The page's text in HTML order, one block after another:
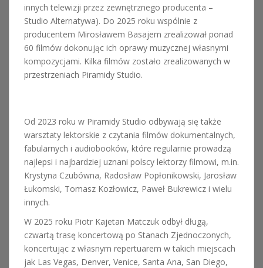
innych telewizji przez zewnętrznego producenta –
Studio Alternatywa). Do 2025 roku wspólnie z
producentem Mirosławem Basajem zrealizował ponad
60 filmów dokonując ich oprawy muzycznej własnymi
kompozycjami. Kilka filmów zostało zrealizowanych w
przestrzeniach Piramidy Studio.
Od 2023 roku w Piramidy Studio odbywają się także
warsztaty lektorskie z czytania filmów dokumentalnych,
fabularnych i audiobooków, które regularnie prowadzą
najlepsi i najbardziej uznani polscy lektorzy filmowi, m.in.
Krystyna Czubówna, Radosław Popłonikowski, Jarosław
Łukomski, Tomasz Kozłowicz, Paweł Bukrewicz i wielu
innych.
W 2025 roku Piotr Kajetan Matczuk odbył długą,
czwartą trasę koncertową po Stanach Zjednoczonych,
koncertując z własnym repertuarem w takich miejscach
jak Las Vegas, Denver, Venice, Santa Ana, San Diego,